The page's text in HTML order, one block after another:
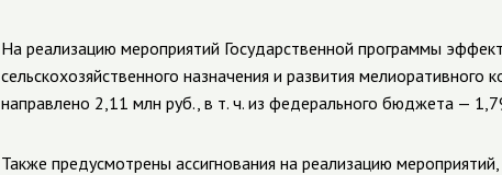
На реализацию мероприятий Государственной программы
сельскохозяйственного назначения и развития
направлено 2,11 млн руб., в т. ч. из федерального бюджета —
Также предусмотрены ассигнования на реализацию